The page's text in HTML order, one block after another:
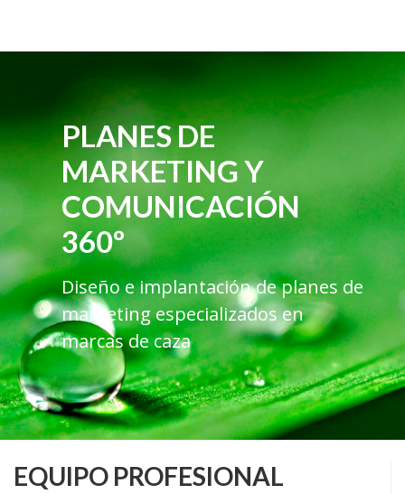
PLANES DE
MARKETING Y
COMUNICACIÓN
360º
Diseño e implantación de planes de
marketing especializados en
marcas de caza
EQUIPO PROFESIONAL